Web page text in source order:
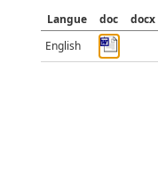
Langue doc docx
English